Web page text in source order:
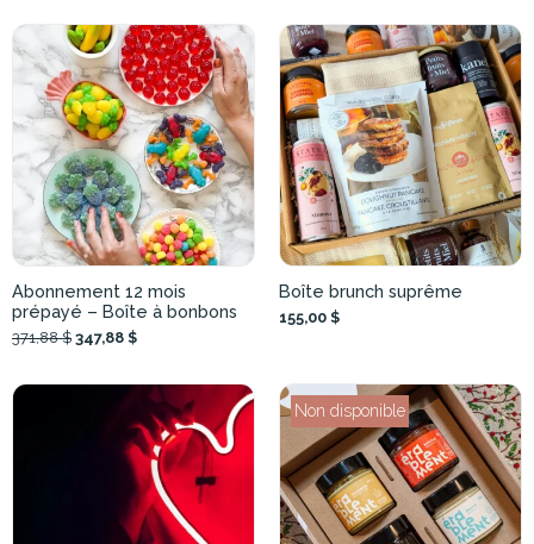
Abonnement 12 mois
prépayé – Boîte à bonbons
371,88 $ 347,88 $
Boîte brunch suprême
155,00 $
Non disponible